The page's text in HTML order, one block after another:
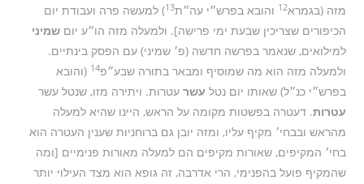
מזה (בגמרא12 והובא בפרש״י עה״ת13) למעשה פרה ועבודת יום
הכיפורים שצריכין שבעת ימי פרישה]. ולמעלה מזה הו״ע יוםשמיני
למילואים, שנאמר בפרשה חדשה (פ׳ שמיני) עם הפסק בינתיים.
ולמעלה מזה הוא מה שמוסיף ומבאר בתורה שבע״פ14 (והובא
בפרש״י כנ״ל) שאותו יום נטל עשרעטרות. ויתירה מזו, שנטל עשר
עטרות. דעטרה בפשטות מקומה על הראש, היינו שהיא למעלה
מהראש ובבחי׳ מקיף עליו, ומזה יובן גם ברוחניות שענין העטרה הוא
בחי׳ המקיפים, שאורות מקיפים הם למעלה מאורות פנימיים [ומה
שהמקיף פועל בהפנימי, הרי אדרבה, זה גופא הוא מצד העילוי יותר